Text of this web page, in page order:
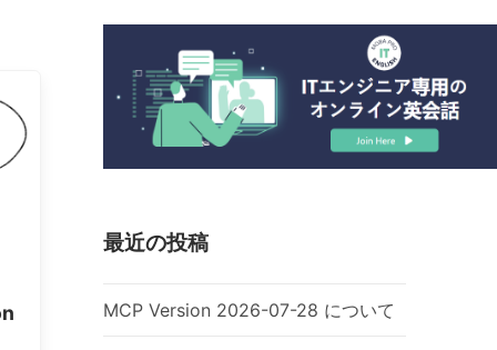
最近の投稿
MCP Version 2026-07-28 について